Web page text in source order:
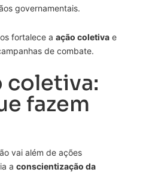
governamentais.
fortalece a ação coletiva e
de combate.
coletiva:
fazem
vai além de ações
a conscientização da